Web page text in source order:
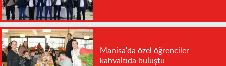
Manisa'da özel öğrenciler
kahvaltıda buluştu